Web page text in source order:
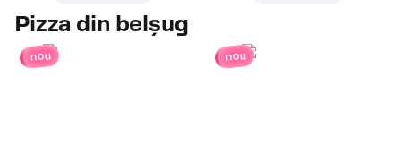
Pizza din belșug
nou nou